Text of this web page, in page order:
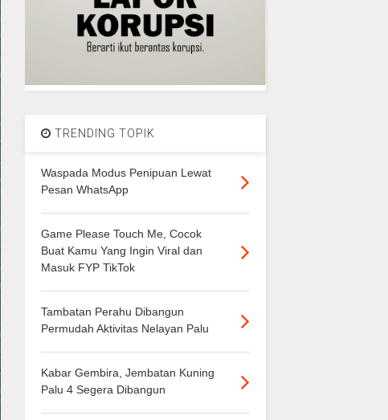
TRENDING TOPIK
Waspada Modus Penipuan Lewat
Pesan WhatsApp
Game Please Touch Me, Cocok
Buat Kamu Yang Ingin Viral dan
Masuk FYP TikTok
Tambatan Perahu Dibangun
Permudah Aktivitas Nelayan Palu
Kabar Gembira, Jembatan Kuning
Palu 4 Segera Dibangun